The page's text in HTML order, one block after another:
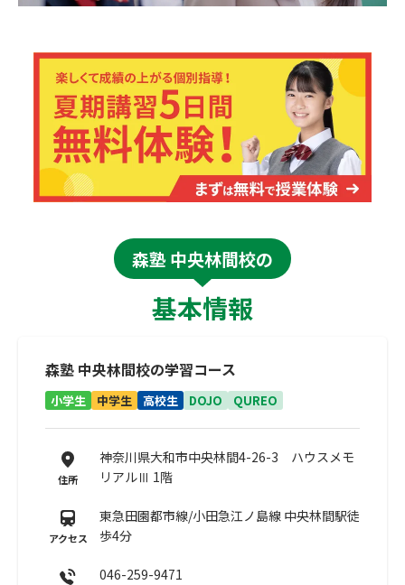
森塾 中央林間校の
基本情報
森塾 中央林間校の学習コース
小学生 中学生 高校生 DOJO QUREO
住所
神奈川県大和市中央林間4-26-3 ハウスメモ
リアルⅢ 1階
アクセス
東急田園都市線/小田急江ノ島線 中央林間駅徒
歩4分
046-259-9471